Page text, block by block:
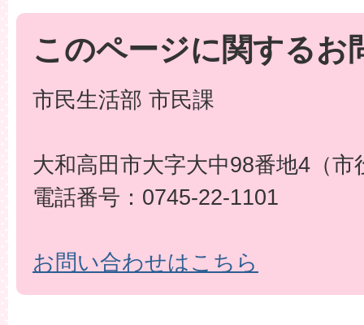
このページに関するお
市民生活部 市民課
大和高田市大字大中98番地4（市
電話番号：0745-22-1101
お問い合わせはこちら